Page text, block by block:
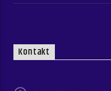
Kontakt